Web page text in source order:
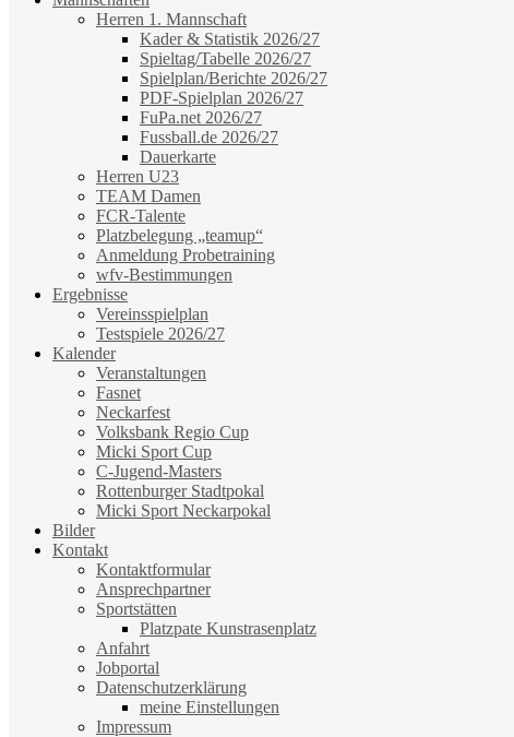
Herren 1. Mannschaft
Kader & Statistik 2026/27
Spieltag/Tabelle 2026/27
Spielplan/Berichte 2026/27
PDF-Spielplan 2026/27
FuPa.net 2026/27
Fussball.de 2026/27
Dauerkarte
Herren U23
TEAM Damen
FCR-Talente
Platzbelegung „teamup“
Anmeldung Probetraining
wfv-Bestimmungen
Ergebnisse
Vereinsspielplan
Testspiele 2026/27
Kalender
Veranstaltungen
Fasnet
Neckarfest
Volksbank Regio Cup
Micki Sport Cup
C-Jugend-Masters
Rottenburger Stadtpokal
Micki Sport Neckarpokal
Bilder
Kontakt
Kontaktformular
Ansprechpartner
Sportstätten
Platzpate Kunstrasenplatz
Anfahrt
Jobportal
Datenschutzerklärung
meine Einstellungen
Impressum